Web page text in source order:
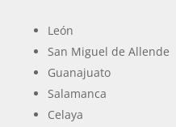
León
San Miguel de Allende
Guanajuato
Salamanca
Celaya